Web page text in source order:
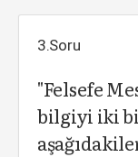
3.Soru
"Felsefe
bilgiyi iki